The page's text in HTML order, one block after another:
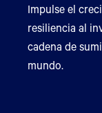
Impulse el
resiliencia al
cadena de
mundo.